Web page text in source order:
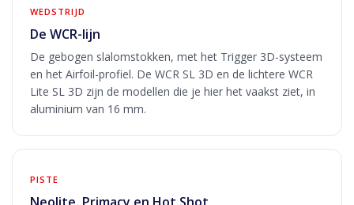
WEDSTRIJD
De WCR-lijn
De gebogen slalomstokken, met het Trigger 3D-systeem
en het Airfoil-profiel. De WCR SL 3D en de lichtere WCR
Lite SL 3D zijn de modellen die je hier het vaakst ziet, in
aluminium van 16 mm.
PISTE
Neolite, Primacy en Hot Shot